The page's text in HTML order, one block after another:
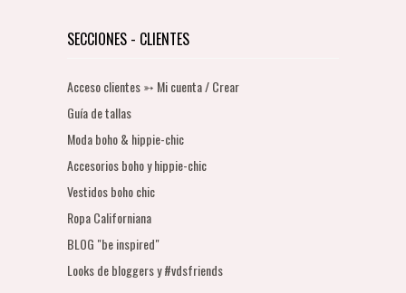
SECCIONES - CLIENTES
Acceso clientes ➳ Mi cuenta / Crear
Guía de tallas
Moda boho & hippie-chic
Accesorios boho y hippie-chic
Vestidos boho chic
Ropa Californiana
BLOG "be inspired"
Looks de bloggers y #vdsfriends